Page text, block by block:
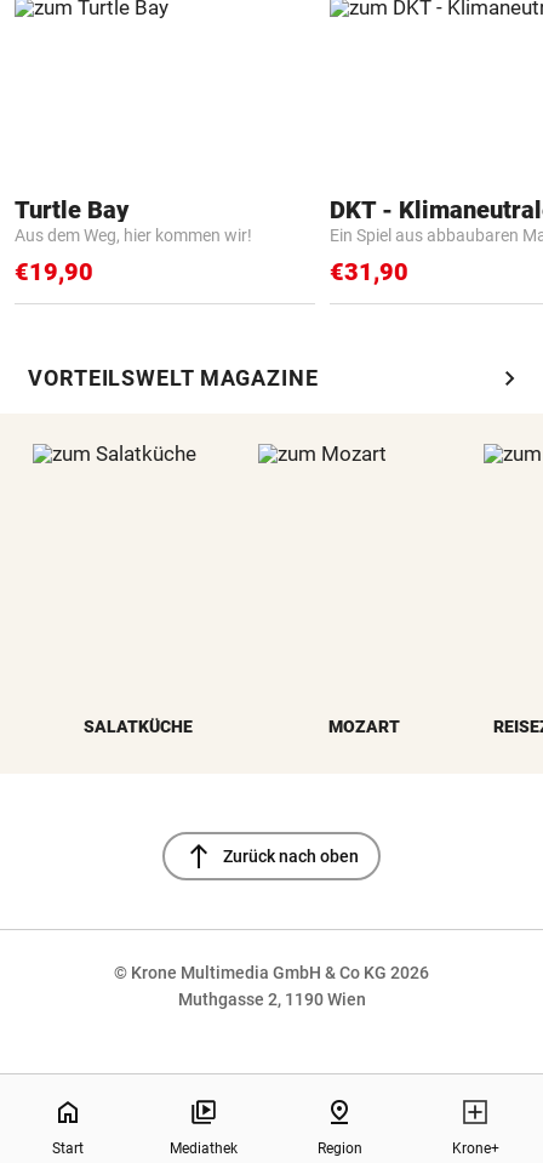
Turtle Bay
Aus dem Weg, hier kommen wir!
€19,90
Ein Spiel aus abbaubaren
€31,90
VORTEILSWELT MAGAZINE chevron_right
SALATKÜCHE MOZART
north Zurück nach oben
© Krone Multimedia GmbH & Co KG 2026
Muthgasse 2, 1190 Wien
home
Start Mediathek
pin_drop
Region Krone+
NaN%